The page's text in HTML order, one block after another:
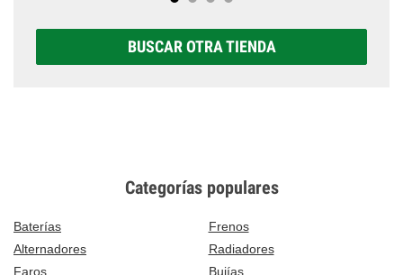
BUSCAR OTRA TIENDA
Categorías populares
Baterías
Frenos
Alternadores
Radiadores
Faros
Bujías